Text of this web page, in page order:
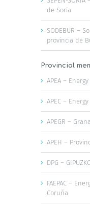
de Soria
SODEBUR –
provincia de
Provincial
APEA –
APEC –
APEGR –
APEH –
DPG –
FAEPAC –
Coruña